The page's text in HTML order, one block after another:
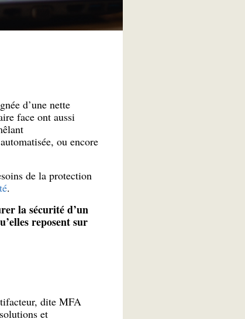
d’une nette
face ont aussi
ou encore
de la protection
.
la sécurité d’un
reposent sur
dite MFA
et